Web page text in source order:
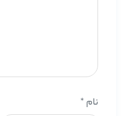
نام *